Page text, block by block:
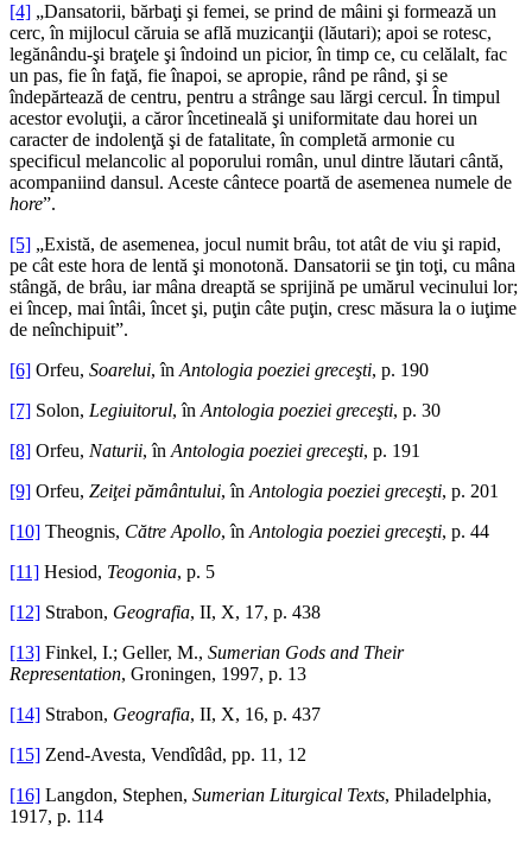
[4] „Dansatorii, bărbaţi şi femei, se prind de mâini şi formează un
cerc, în mijlocul căruia se află muzicanţii (lăutari); apoi se rotesc,
legănându-şi braţele şi îndoind un picior, în timp ce, cu celălalt, fac
un pas, fie în faţă, fie înapoi, se apropie, rând pe rând, şi se
îndepărtează de centru, pentru a strânge sau lărgi cercul. În timpul
acestor evoluţii, a căror încetineală şi uniformitate dau horei un
caracter de indolenţă şi de fatalitate, în completă armonie cu
specificul melancolic al poporului român, unul dintre lăutari cântă,
acompaniind dansul. Aceste cântece poartă de asemenea numele de
hore”.
[5] „Există, de asemenea, jocul numit brâu, tot atât de viu şi rapid,
pe cât este hora de lentă şi monotonă. Dansatorii se ţin toţi, cu mâna
stângă, de brâu, iar mâna dreaptă se sprijină pe umărul vecinului lor;
ei încep, mai întâi, încet şi, puţin câte puţin, cresc măsura la o iuţime
de neînchipuit”.
[6] Orfeu, Soarelui, în Antologia poeziei greceşti, p. 190
[7] Solon, Legiuitorul, în Antologia poeziei greceşti, p. 30
[8] Orfeu, Naturii, în Antologia poeziei greceşti, p. 191
[9] Orfeu, Zeiţei pământului, în Antologia poeziei greceşti, p. 201
[10] Theognis, Către Apollo, în Antologia poeziei greceşti, p. 44
[11] Hesiod, Teogonia, p. 5
[12] Strabon, Geografia, II, X, 17, p. 438
[13] Finkel, I.; Geller, M., Sumerian Gods and Their
Representation, Groningen, 1997, p. 13
[14] Strabon, Geografia, II, X, 16, p. 437
[15] Zend-Avesta, Vendîdâd, pp. 11, 12
[16] Langdon, Stephen, Sumerian Liturgical Texts, Philadelphia,
1917, p. 114